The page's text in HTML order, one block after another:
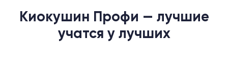
Киокушин Профи — лучшие
учатся у лучших